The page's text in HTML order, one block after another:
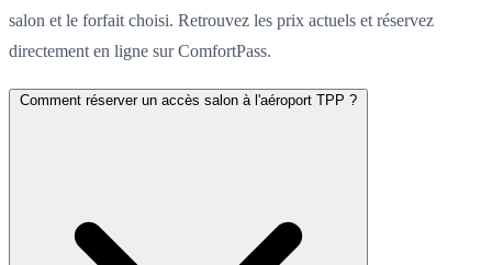
salon et le forfait choisi. Retrouvez les prix actuels et réservez
directement en ligne sur ComfortPass.
Comment réserver un accès salon à l'aéroport TPP ?